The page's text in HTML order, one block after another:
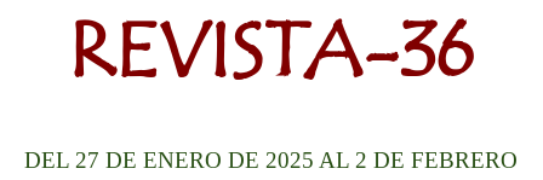
REVISTA-36
DEL 27 DE ENERO DE 2025 AL 2 DE FEBRERO